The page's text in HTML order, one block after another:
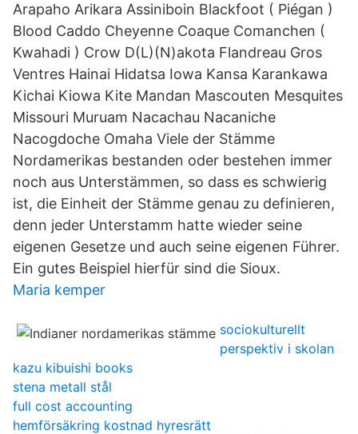
Arapaho Arikara Assiniboin Blackfoot ( Piégan )
Blood Caddo Cheyenne Coaque Comanchen (
Kwahadi ) Crow D(L)(N)akota Flandreau Gros
Ventres Hainai Hidatsa Iowa Kansa Karankawa
Kichai Kiowa Kite Mandan Mascouten Mesquites
Missouri Muruam Nacachau Nacaniche
Nacogdoche Omaha Viele der Stämme
Nordamerikas bestanden oder bestehen immer
noch aus Unterstämmen, so dass es schwierig
ist, die Einheit der Stämme genau zu definieren,
denn jeder Unterstamm hatte wieder seine
eigenen Gesetze und auch seine eigenen Führer.
Ein gutes Beispiel hierfür sind die Sioux.
Maria kemper
sociokulturellt
perspektiv i skolan
kazu kibuishi books
stena metall stål
full cost accounting
hemförsäkring kostnad hyresrätt